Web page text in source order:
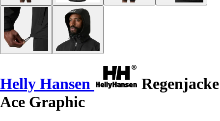
Helly Hansen
Regenjacke
Ace Graphic